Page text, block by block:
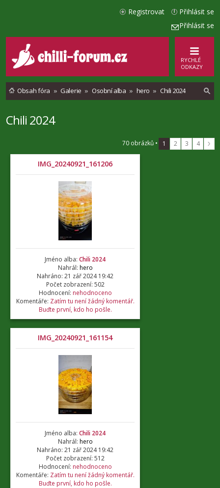
Přihlásit se
Přihlásit se
Registrovat
RYCHLÉ
ODKAZY
Obsah fóra Galerie Osobní alba hero Chili 2024
d
Chili 2024
70 obrázků • 1 2 3 4
IMG_20240921_161206
Jméno alba: Chili 2024
Nahrál: hero
Nahráno: 21 zář 2024 19:42
Počet zobrazení: 502
Hodnocení: nehodnoceno
Komentáře: Zatím tu není žádný komentář.
Buďte první, kdo ho pošle.
IMG_20240921_161154
Jméno alba: Chili 2024
Nahrál: hero
Nahráno: 21 zář 2024 19:42
Počet zobrazení: 512
Hodnocení: nehodnoceno
Komentáře: Zatím tu není žádný komentář.
Buďte první, kdo ho pošle.